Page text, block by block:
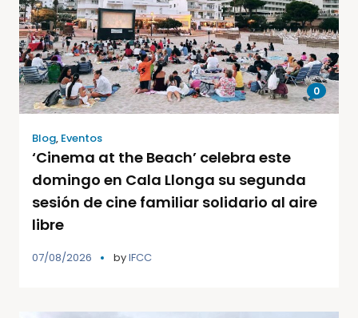
0
Blog, Eventos
‘Cinema at the Beach’ celebra este
domingo en Cala Llonga su segunda
sesión de cine familiar solidario al aire
libre
07/08/2026 byIFCC